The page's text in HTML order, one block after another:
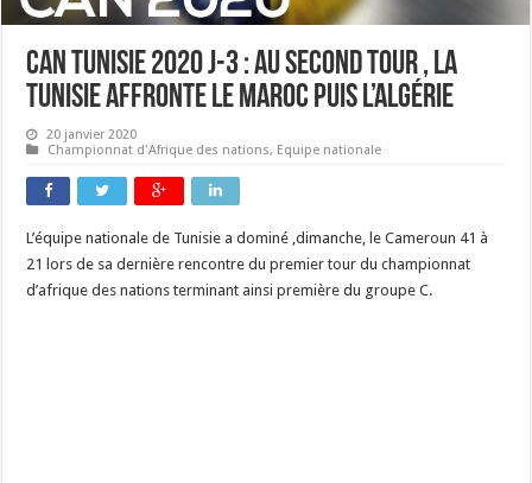
CAN Tunisie 2020 J-3 : Au second tour , la
Tunisie affronte le Maroc puis l’Algérie
20 janvier 2020
Championnat d'Afrique des nations, Equipe nationale
L’équipe nationale de Tunisie a dominé ,dimanche, le Cameroun 41 à
21 lors de sa dernière rencontre du premier tour du championnat
d’afrique des nations terminant ainsi première du groupe C.